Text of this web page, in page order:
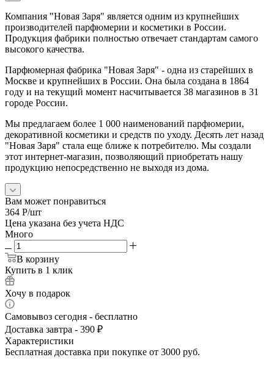
Компания "Новая Заря" является одним из крупнейших
производителей парфюмерии и косметики в России.
Продукция фабрики полностью отвечает стандартам самого
высокого качества.
Парфюмерная фабрика "Новая Заря" - одна из старейших в
Москве и крупнейших в России. Она была создана в 1864
году и на текущий момент насчитывается 38 магазинов в 31
городе России.
Мы предлагаем более 1 000 наименований парфюмерии,
декоративной косметики и средств по уходу. Десять лет назад
"Новая Заря" стала еще ближе к потребителю. Мы создали
этот интернет-магазин, позволяющий приобретать нашу
продукцию непосредственно не выходя из дома.
Вам может понравиться
364 Р/шт
Цена указана без учета НДС
Много
В корзину
Купить в 1 клик
Хочу в подарок
Самовывоз сегодня - бесплатно
Доставка завтра - 390 ₽
Характеристики
Бесплатная доставка при покупке от 3000 руб.